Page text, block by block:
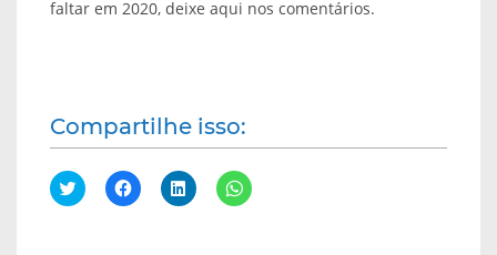
faltar em 2020, deixe aqui nos comentários.
Compartilhe isso:
C
l
C
l
C
l
C
l